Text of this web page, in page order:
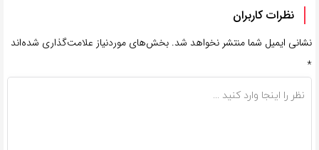
نظرات کاربران
نشانی ایمیل شما منتشر نخواهد شد. بخش‌های موردنیاز علامت‌گذاری شده‌اند
*